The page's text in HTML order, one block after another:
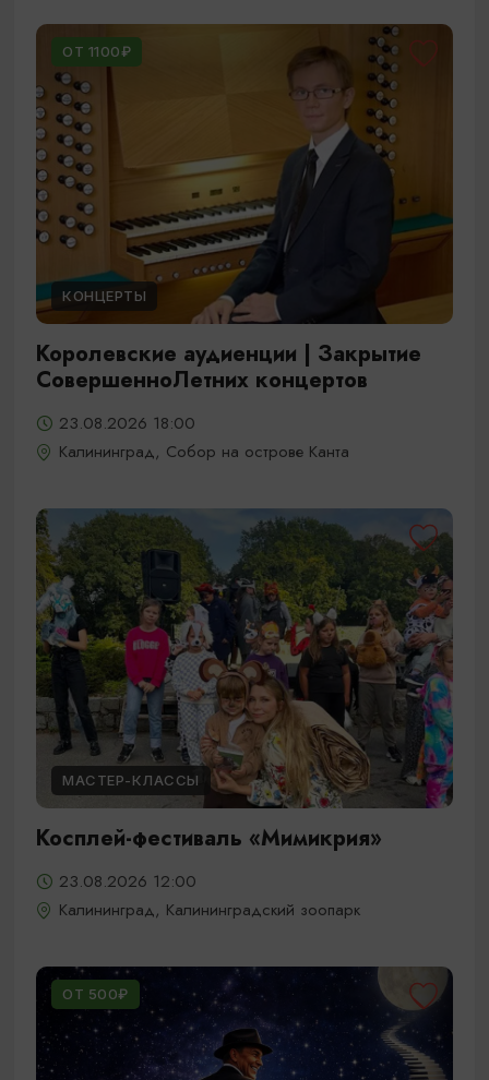
ОТ 1100₽
КОНЦЕРТЫ
Королевские аудиенции | Закрытие
СовершенноЛетних концертов
23.08.2026 18:00
Калининград, Собор на острове Канта
МАСТЕР-КЛАССЫ
Косплей-фестиваль «Мимикрия»
23.08.2026 12:00
Калининград, Калининградский зоопарк
ОТ 500₽